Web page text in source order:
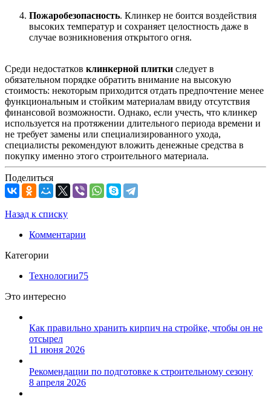
Пожаробезопасность. Клинкер не боится воздействия
высоких температур и сохраняет целостность даже в
случае возникновения открытого огня.
Среди недостатков клинкерной плитки следует в
обязательном порядке обратить внимание на высокую
стоимость: некоторым приходится отдать предпочтение менее
функциональным и стойким материалам ввиду отсутствия
финансовой возможности. Однако, если учесть, что клинкер
используется на протяжении длительного периода времени и
не требует замены или специализированного ухода,
специалисты рекомендуют вложить денежные средства в
покупку именно этого строительного материала.
Поделиться
Назад к списку
Комментарии
Категории
Технологии75
Это интересно
Как правильно хранить кирпич на стройке, чтобы он не
отсырел
11 июня 2026
Рекомендации по подготовке к строительному сезону
8 апреля 2026